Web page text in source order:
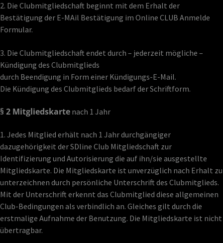
2. Die Clubmitgliedschaft beginnt mit dem Erhalt der
Bestätigung der E-MAil Bestätigung im Online CLUB Anmelde
Formular.
3. Die Clubmitgliedschaft endet durch – jederzeit mögliche –
Kündigung des Clubmitglieds
durch Beendigung in Form einer Kündigungs-E-Mail.
Die Kündigung des Clubmitglieds bedarf der Schriftform.
§ 2 Mitgliedskarte nach 1 Jahr
1. Jedes Mitglied erhält nach 1 Jahr durchgängiger
dazugehörigkeit der SDline Club Mitgliedschaft zur
Identifizierung und Autorisierung die auf ihn/sie ausgestellte
Mitgliedskarte. Die Mitgliedskarte ist unverzüglich nach Erhalt zu
unterzeichnen durch persönliche Unterschrift des Clubmitglieds.
Mit der Unterschrift erkennt das Clubmitglied diese allgemeinen
Club-Bedingungen als verbindlich an. Gleiches gilt durch die
erstmalige Aufnahme der Benutzung. Die Mitgliedskarte ist nicht
übertragbar.